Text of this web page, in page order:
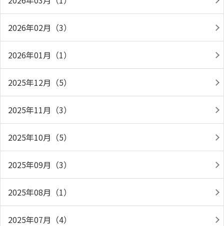
2026年02月（3）
2026年01月（1）
2025年12月（5）
2025年11月（3）
2025年10月（5）
2025年09月（3）
2025年08月（1）
2025年07月（4）